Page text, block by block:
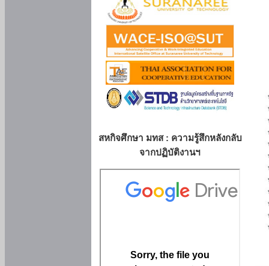
สหกิจศึกษา มทส : ความรู้สึกหลังกลับ
จากปฏิบัติงานฯ